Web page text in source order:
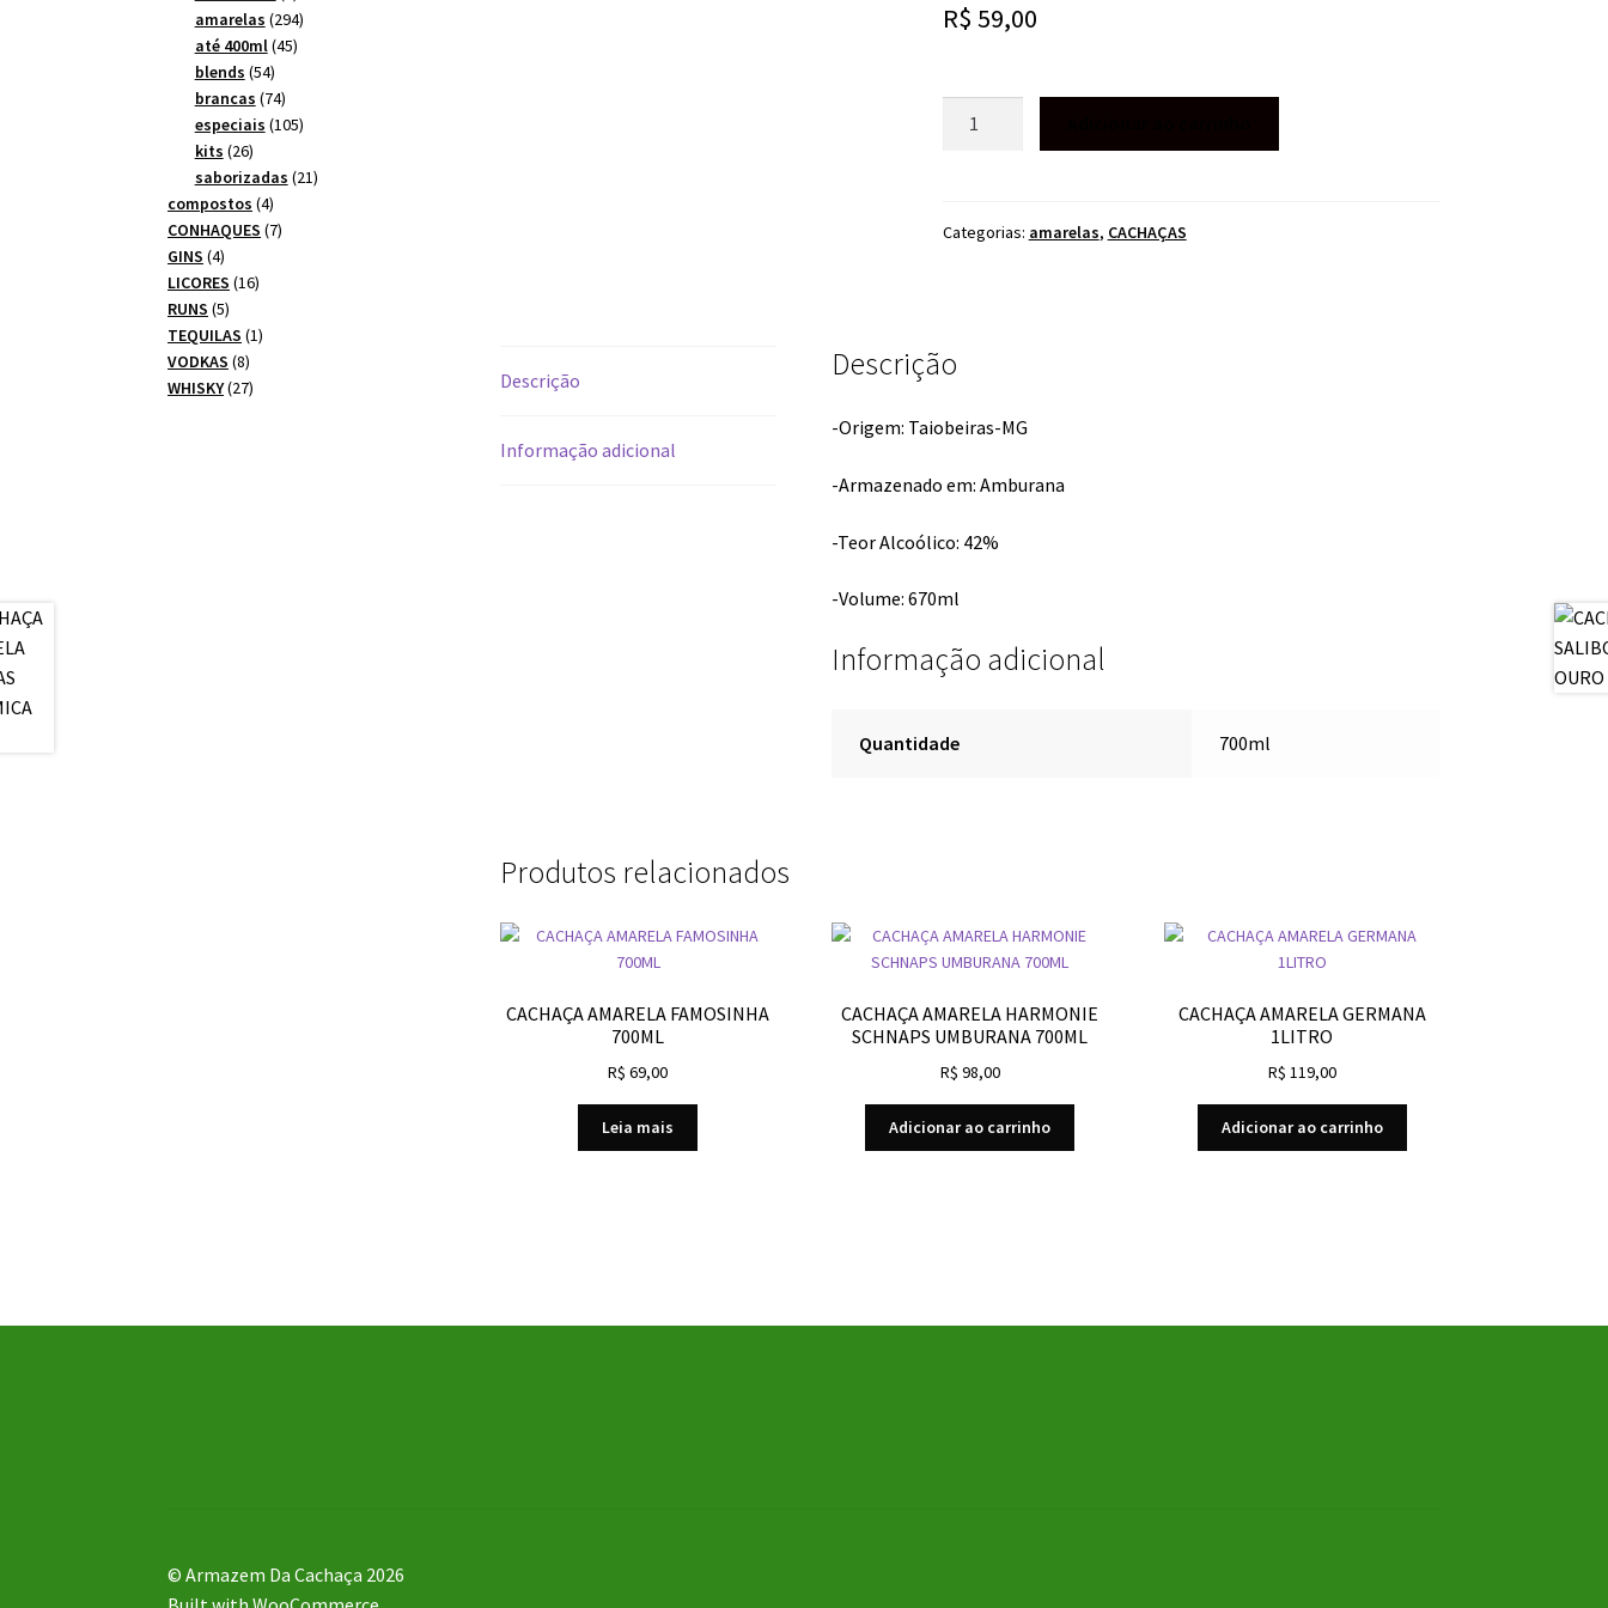
R$ 59,00
quantidade
Categorias: amarelas, CACHAÇAS
Descrição
Informação adicional
Descrição
-Origem: Taiobeiras-MG
-Armazenado em: Amburana
-Teor Alcoólico: 42%
-Volume: 670ml
Informação adicional
Quantidade 700ml
Produtos relacionados
CACHAÇA AMARELA FAMOSINHA
700ML
R$ 69,00
Leia mais
CACHAÇA AMARELA HARMONIE
SCHNAPS UMBURANA 700ML
R$ 98,00
Adicionar ao carrinho
CACHAÇA AMARELA GERMANA
1LITRO
R$ 119,00
Adicionar ao carrinho
produtos
amarelas 294294
até 400ml 4545
blends 5454
produtos
brancas 7474
produtos
especiais 105105
kits 2626
produtos
saborizadas 2121
compostos 44
produtos
CONHAQUES 77
GINS 44
produtos
LICORES 1616
RUNS 55
produtos
TEQUILAS 11
VODKAS 88
produtos
WHISKY 2727
© Armazem Da Cachaça 2026